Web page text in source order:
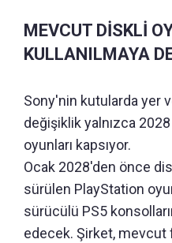
MEVCUT DİSKLİ
KULLANILMAYA
Sony'nin kutularda yer
değişiklik yalnızca
oyunları kapsıyor.
Ocak 2028'den önce
sürülen PlayStation
sürücülü PS5
edecek. Şirket,